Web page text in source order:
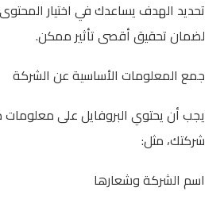
تحديد الهدف يساعدك في اختيار
لضمان تحقيق أقصى تأثير ممكن.
جمع المعلومات الأساسية عن الشركة
يجب أن يحتوي البروفايل على
شركتك، مثل:
اسم الشركة وشعارها